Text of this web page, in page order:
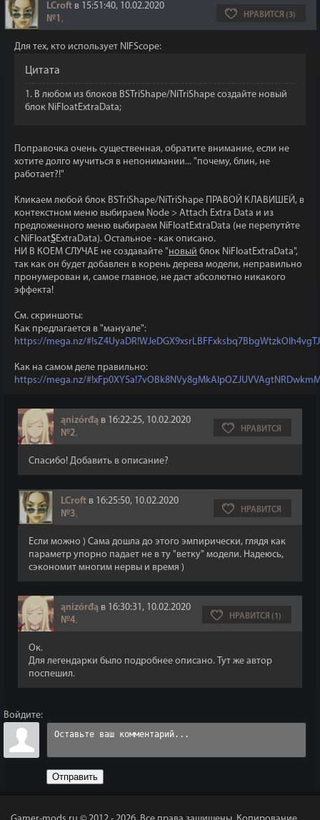
LCroft в 15:51:40, 10.02.2020
№1 , НРАВИТСЯ (3)
Для тех, кто использует NIFScope:
Цитата
1. В любом из блоков BSTriShape/NiTriShape создайте новый
блок NiFloatExtraData;
Поправочка очень существенная, обратите внимание, если не
хотите долго мучиться в непонимании... "почему, блин, не
работает?!"
Кликаем любой блок BSTriShape/NiTriShape ПРАВОЙ КЛАВИШЕЙ, в
контекстном меню выбираем Node > Attach Extra Data и из
предложенного меню выбираем NiFloatExtraData (не перепутйте
с NiFloatSExtraData). Остальное - как описано.
НИ В КОЕМ СЛУЧАЕ не создавайте "новый блок NiFloatExtraData",
так как он будет добавлен в корень дерева модели, неправильно
пронумерован и, самое главное, не даст абсолютно никакого
эффекта!
См. скриншоты:
Как предлагается в "мануале":
https://mega.nz/
Как на самом деле правильно:
https://mega.nz/
ąnizórđą в 16:22:25, 10.02.2020
№2, НРАВИТСЯ
Спасибо! Добавить в описание?
LCroft в 16:25:50, 10.02.2020
№3, НРАВИТСЯ
Если можно ) Сама дошла до этого эмпирически, глядя как
параметр упорно падает не в ту "ветку" модели. Надеюсь,
сэкономит многим нервы и время )
ąnizórđą в 16:30:31, 10.02.2020
№4, НРАВИТСЯ (1)
Ок.
Для легендарки было подробнее описано. Тут же автор
поспешил.
Войдите:
Отправить